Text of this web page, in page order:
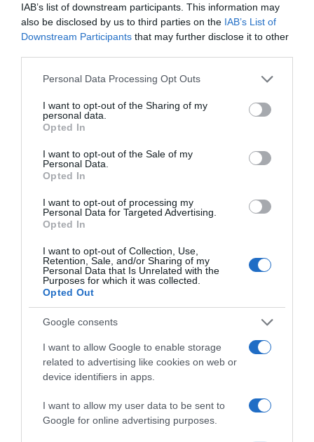
IAB’s list of downstream participants. This information may
also be disclosed by us to third parties on the IAB’s List of
Downstream Participants that may further disclose it to other
Please note that this website/app uses one or more Google
not limited to your visit or usage behaviour. You may click to
grant or deny consent to Google and its third-party tags to
use your data for below specified purposes in below Google
consent section.
Personal Data Processing Opt Outs
I want to opt-out of the Sharing of my
personal data.
Opted In
I want to opt-out of the Sale of my
Personal Data.
Opted In
I want to opt-out of processing my
Personal Data for Targeted Advertising.
Opted In
I want to opt-out of Collection, Use,
Retention, Sale, and/or Sharing of my
Personal Data that Is Unrelated with the
Purposes for which it was collected.
Opted Out
Google consents
I want to allow Google to enable storage
related to advertising like cookies on web or
device identifiers in apps.
I want to allow my user data to be sent to
Google for online advertising purposes.
Subcategoría
EL CORTE INGLÉS
Seguimiento desde
03 May 2023
Descripción del producto
Información general
Denominación del alimento:
EspañaNombre del operador:
Cuétara S.L.U.Dirección del operador:
Avda. Hermanos Gómez Cuétara núm. 1 28590-
Villarejo de SalvanésCantidad Neta:
466 g